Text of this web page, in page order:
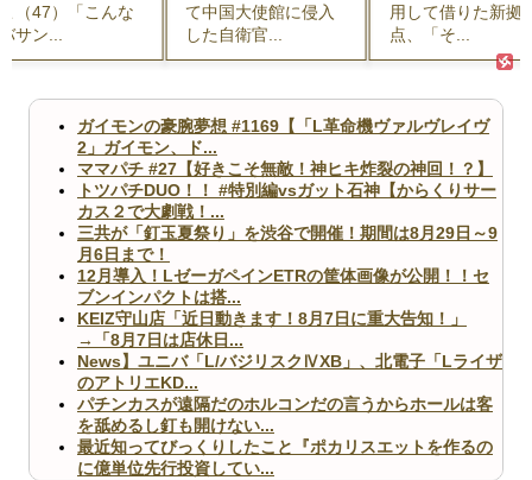
（47）「こんな
サン...
て中国大使館に侵入
した自衛官...
用して借りた新拠
点、「そ...
ガイモンの豪腕夢想 #1169【「L革命機ヴァルヴレイヴ
2」ガイモン、ド...
ママパチ #27【好きこそ無敵！神ヒキ炸裂の神回！？】
トツパチDUO！！ #特別編vsガット石神【からくりサー
カス２で大劇戦！...
三共が「釘玉夏祭り」を渋谷で開催！期間は8月29日～9
月6日まで！
12月導入！LゼーガペインETRの筐体画像が公開！！セ
ブンインパクトは搭...
KEIZ守山店「近日動きます！8月7日に重大告知！」
→「8月7日は店休日...
News】ユニバ「L/バジリスクⅣXB」、北電子「Lライザ
のアトリエKD...
パチンカスが遠隔だのホルコンだの言うからホールは客
を舐めるし釘も開けない...
最近知ってびっくりしたこと『ポカリスエットを作るの
に億単位先行投資してい...